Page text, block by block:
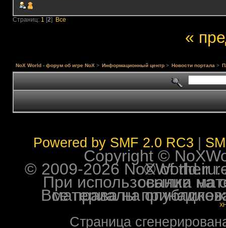
Страниц: 1 [2] Все
«
NoX World - форум об игре NoX > Информационный центр > Новости портала >
Powered by SMF 2.0 RC3
Copyright ©
© 2009-2026 NoXWorld.ru. All
При использовании
Все права на опубликованные на форуме
Страница